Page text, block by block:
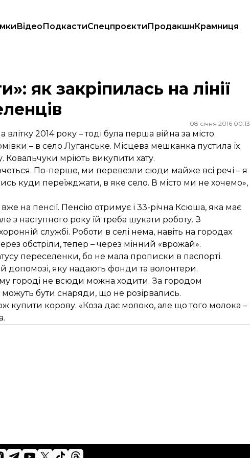
ВідеоПодкастиСпецпроєктиПродакшнКрамниця
як закріпилась на лінії
08 січня 2016 00:13
2014 року – тоді була перша війна за місто.
– в село Луганське. Місцева мешканка пустила їх
мріють викупити хату.
По-перше, ми перевезли сюди майже всі речі – я
куди переїжджати, в яке село. В місто ми не хочемо»,
на пенсії. Пенсію отримує і 33-річна Ксюша, яка має
з наступного року їй треба шукати роботу. З
службі. Роботи в селі нема, навіть на городах
обстріли, тепер – через мінний «врожай».
переселенки, бо не мала прописки в паспорті.
допомозі, яку надають фонди та волонтери.
городі не всюди можна ходити. За городом
бути снаряди, що не розірвались.
купити корову. «Коза дає молоко, але що того молока –